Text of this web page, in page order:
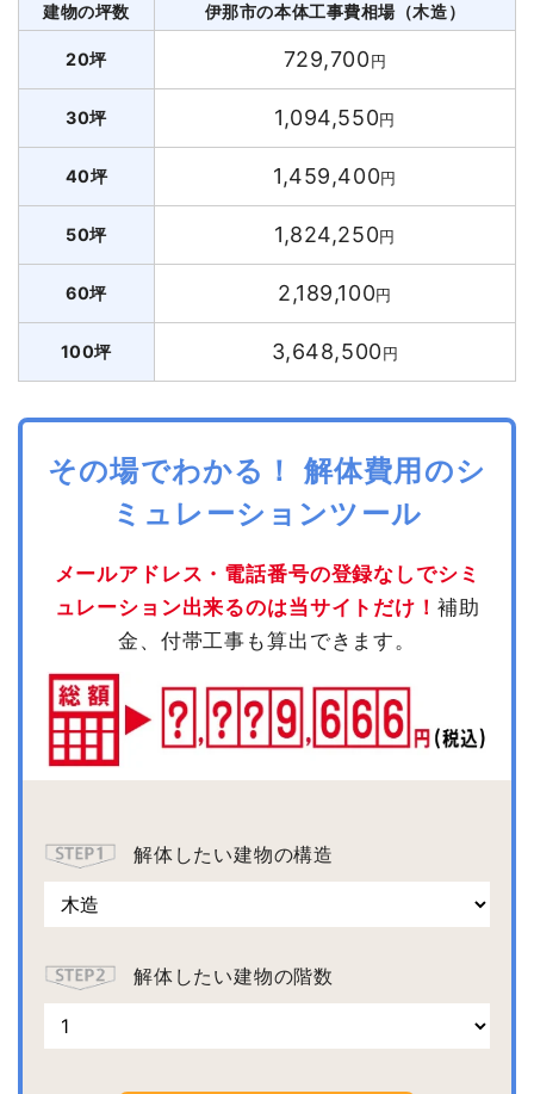
建物の坪数 伊那市の本体工事費相場（木造）
20坪 729,700円
30坪 1,094,550円
40坪 1,459,400円
50坪 1,824,250円
60坪 2,189,100円
100坪 3,648,500円
その場でわかる！ 解体費用のシ
ミュレーションツール
メールアドレス・電話番号の登録なしでシミ
ュレーション出来るのは当サイトだけ！ 補助
金、付帯工事も算出できます。
解体したい建物の構造
解体したい建物の階数